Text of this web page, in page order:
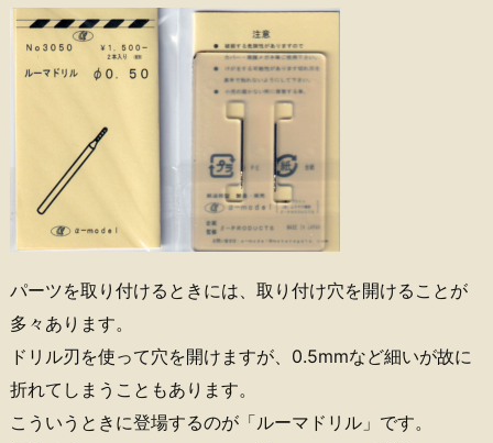
パーツを取り付けるときには、取り付け穴を開けることが
多々あります。
ドリル刃を使って穴を開けますが、0.5mmなど細いが故に
折れてしまうこともあります。
こういうときに登場するのが「ルーマドリル」です。